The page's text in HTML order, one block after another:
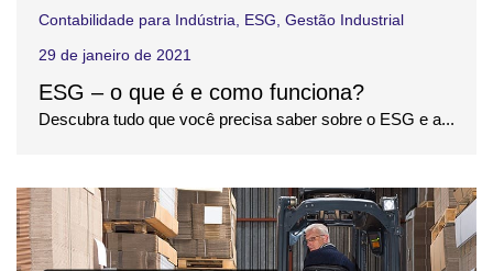
Contabilidade para Indústria, ESG, Gestão Industrial
29 de janeiro de 2021
ESG – o que é e como funciona?
Descubra tudo que você precisa saber sobre o ESG e a...